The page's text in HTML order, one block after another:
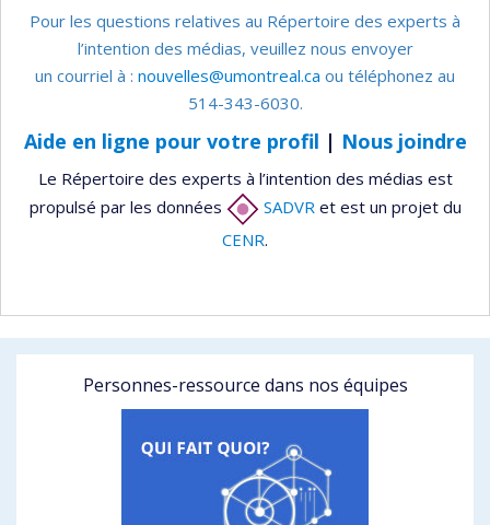
Pour les questions relatives au Répertoire des experts à
l’intention des médias, veuillez nous envoyer
un courriel à : nouvelles@umontreal.ca ou téléphonez au
514-343-6030.
Aide en ligne pour votre profil | Nous joindre
Le Répertoire des experts à l’intention des médias est
propulsé par les données
SADVRet est un projet du
CENR.
Personnes-ressource dans nos équipes